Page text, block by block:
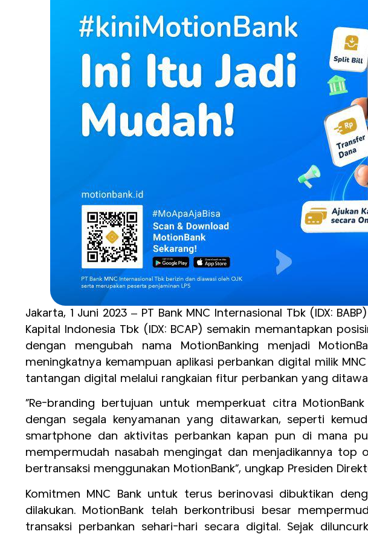
Jakarta, 1 Juni 2023 – PT Bank MNC Internasional Tbk (IDX:
Kapital Indonesia Tbk (IDX: BCAP) semakin memantapkan
dengan mengubah nama MotionBanking menjadi
meningkatnya kemampuan aplikasi perbankan digital milik
tantangan digital melalui rangkaian fitur perbankan yang
“Re-branding bertujuan untuk memperkuat citra
dengan segala kenyamanan yang ditawarkan, seperti
smartphone dan aktivitas perbankan kapan pun di mana
mempermudah nasabah mengingat dan menjadikannya top
bertransaksi menggunakan MotionBank”, ungkap Presiden
Komitmen MNC Bank untuk terus berinovasi dibuktikan
dilakukan. MotionBank telah berkontribusi besar
transaksi perbankan sehari-hari secara digital. Sejak